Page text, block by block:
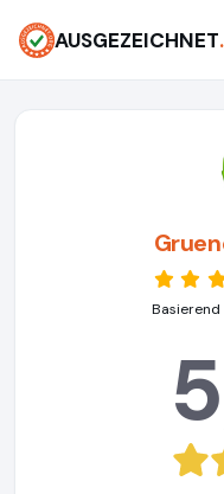
AUSGEZEICHNET
Basierend